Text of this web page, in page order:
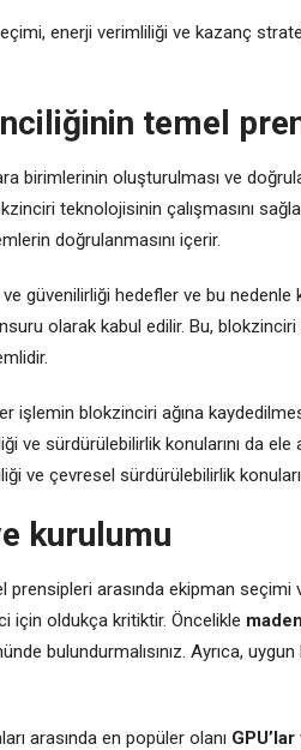
enerji verimliliği ve kazanç
temel
birimlerinin oluşturulması ve
teknolojisinin çalışmasını
doğrulanmasını içerir.
ve güvenilirliği hedefler ve bu
olarak kabul edilir. Bu,
işlemin blokzinciri ağına
ve sürdürülebilirlik konularını da
ve çevresel sürdürülebilirlik
kurulumu
prensipleri arasında ekipman
için oldukça kritiktir. Öncelikle
bulundurmalısınız. Ayrıca,
arasında en popüler olanı GPU’lar